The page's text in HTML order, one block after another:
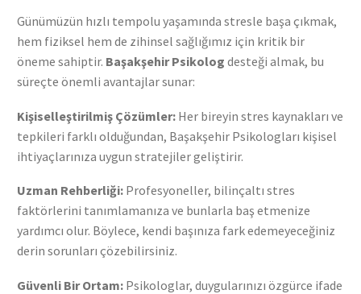
Günümüzün hızlı tempolu yaşamında stresle başa çıkmak,
hem fiziksel hem de zihinsel sağlığımız için kritik bir
öneme sahiptir. Başakşehir Psikolog desteği almak, bu
süreçte önemli avantajlar sunar:
Kişiselleştirilmiş Çözümler: Her bireyin stres kaynakları ve
tepkileri farklı olduğundan, Başakşehir Psikologları kişisel
ihtiyaçlarınıza uygun stratejiler geliştirir.
Uzman Rehberliği: Profesyoneller, bilinçaltı stres
faktörlerini tanımlamanıza ve bunlarla baş etmenize
yardımcı olur. Böylece, kendi başınıza fark edemeyeceğiniz
derin sorunları çözebilirsiniz.
Güvenli Bir Ortam: Psikologlar, duygularınızı özgürce ifade